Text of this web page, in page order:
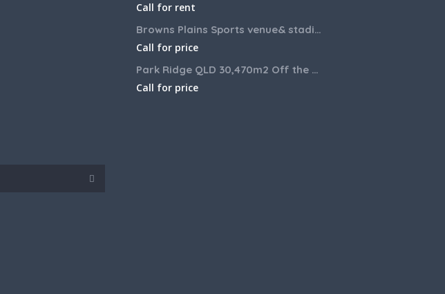
Call for rent
Browns Plains Sports venue& stadium for lease 2187m2
Call for price
Park Ridge QLD 30,470m2 Off the market House and Commercial Land for sale
Call for price